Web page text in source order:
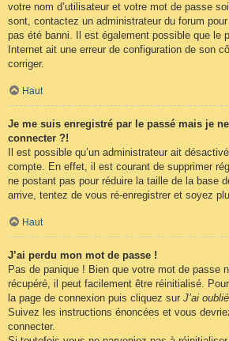
votre nom d’utilisateur et votre mot de passe
sont, contactez un administrateur du forum
pas été banni. Il est également possible que le
Internet ait une erreur de configuration de son
corriger.
Haut
Je me suis enregistré par le passé mais je
connecter ?!
Il est possible qu’un administrateur ait
compte. En effet, il est courant de supprimer
ne postant pas pour réduire la taille de la base
arrive, tentez de vous ré-enregistrer et soyez
Haut
J’ai perdu mon mot de passe !
Pas de panique ! Bien que votre mot de passe
récupéré, il peut facilement être réinitialisé.
la page de connexion puis cliquez sur J’ai
Suivez les instructions énoncées et vous
connecter.